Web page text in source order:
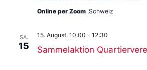
Online per Zoom ,Schweiz
SA.
15 Sammelaktion
15. August, 10:00 - 12:30